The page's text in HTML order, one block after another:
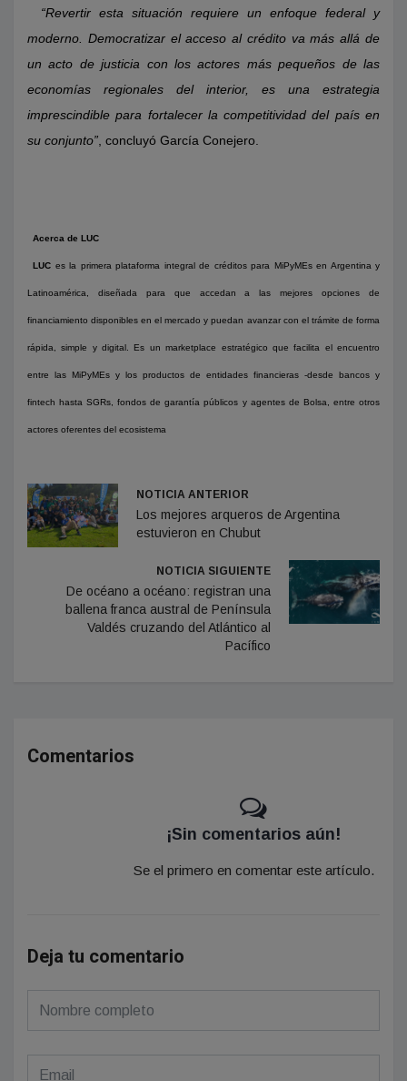
“Revertir esta situación requiere un enfoque federal y
moderno. Democratizar el acceso al crédito va más allá de
un acto de justicia con los actores más pequeños de las
economías regionales del interior, es una estrategia
imprescindible para fortalecer la competitividad del país en
su conjunto” , concluyó García Conejero.
Acerca de LUC
LUC es la primera plataforma integral de créditos para MiPyMEs en Argentina y
Latinoamérica, diseñada para que accedan a las mejores opciones de
financiamiento disponibles en el mercado y puedan avanzar con el trámite de forma
rápida, simple y digital. Es un marketplace estratégico que facilita el encuentro
entre las MiPyMEs y los productos de entidades financieras -desde bancos y
fintech hasta SGRs, fondos de garantía públicos y agentes de Bolsa, entre otros
actores oferentes del ecosistema
NOTICIA ANTERIOR
Los mejores arqueros de Argentina
estuvieron en Chubut
NOTICIA SIGUIENTE
De océano a océano: registran una
ballena franca austral de Península
Valdés cruzando del Atlántico al
Pacífico
Comentarios
¡Sin comentarios aún!
Se el primero en comentar este artículo.
Deja tu comentario